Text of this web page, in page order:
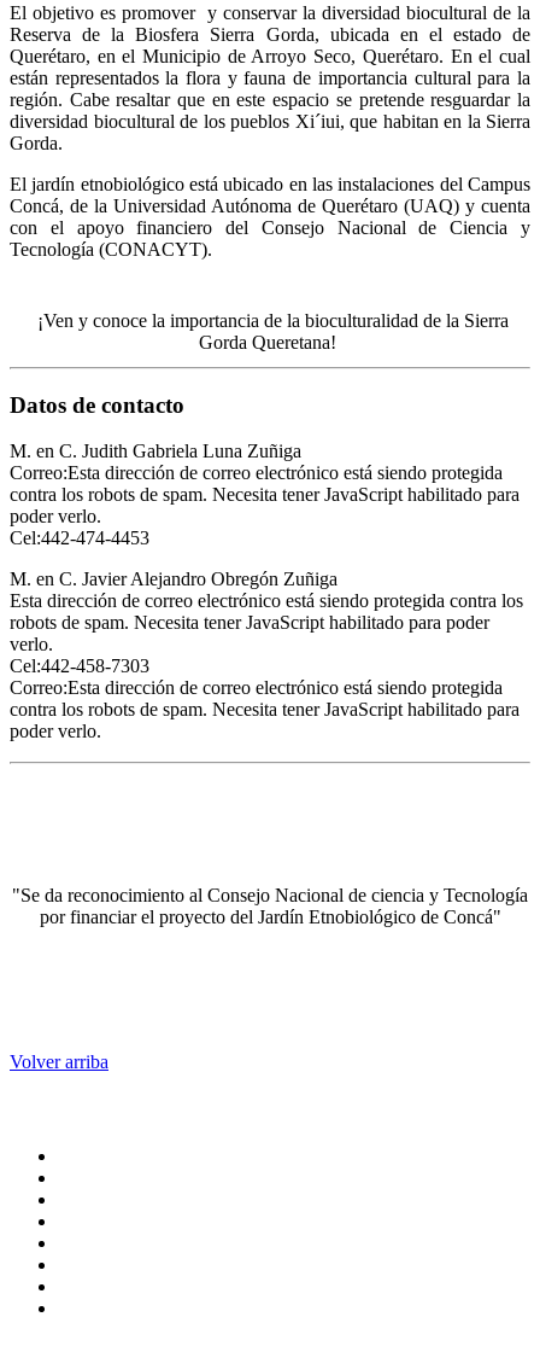
El objetivo es promover y conservar la diversidad biocultural de la
Reserva de la Biosfera Sierra Gorda, ubicada en el estado de
Querétaro, en el Municipio de Arroyo Seco, Querétaro. En el cual
están representados la flora y fauna de importancia cultural para la
región. Cabe resaltar que en este espacio se pretende resguardar la
diversidad biocultural de los pueblos Xi´iui, que habitan en la Sierra
Gorda.
El jardín etnobiológico está ubicado en las instalaciones del Campus
Concá, de la Universidad Autónoma de Querétaro (UAQ) y cuenta
con el apoyo financiero del Consejo Nacional de Ciencia y
Tecnología (CONACYT).
¡Ven y conoce la importancia de la bioculturalidad de la Sierra
Gorda Queretana!
Datos de contacto
M. en C. Judith Gabriela Luna Zuñiga
Correo:Esta dirección de correo electrónico está siendo protegida
contra los robots de spam. Necesita tener JavaScript habilitado para
poder verlo.
Cel:442-474-4453
M. en C. Javier Alejandro Obregón Zuñiga
Esta dirección de correo electrónico está siendo protegida contra los
robots de spam. Necesita tener JavaScript habilitado para poder
verlo.
Cel:442-458-7303
Correo:Esta dirección de correo electrónico está siendo protegida
contra los robots de spam. Necesita tener JavaScript habilitado para
poder verlo.
"Se da reconocimiento al Consejo Nacional de ciencia y Tecnología
por financiar el proyecto del Jardín Etnobiológico de Concá"
Volver arriba